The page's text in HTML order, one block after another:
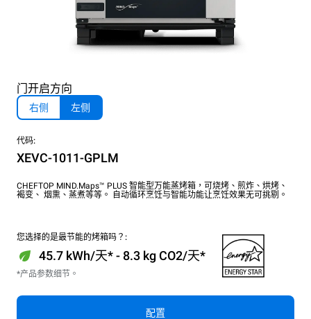
门开启方向
右侧 左侧
代码:
XEVC-1011-GPLM
CHEFTOP MIND.Maps™ PLUS 智能型万能蒸烤箱，可烧烤、煎炸、烘烤、
褐变、 烟熏、蒸煮等等。 自动循环烹饪与智能功能让烹饪效果无可挑剔。
您选择的是最节能的烤箱吗？:
45.7 kWh/天* - 8.3 kg CO2/天*
*产品参数细节。
配置